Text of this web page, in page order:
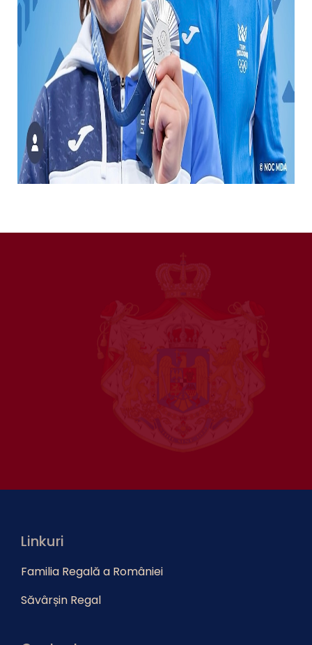
Linkuri
Familia Regală a României
Săvârșin Regal